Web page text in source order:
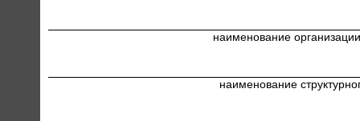
наименование организации
наименование